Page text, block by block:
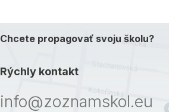
Chcete propagovať svoju školu?
Rýchly kontakt
info@zoznamskol.eu